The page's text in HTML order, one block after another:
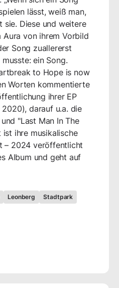
lässt, weiß man,
sie. Diese und weitere
Aura von ihrem Vorbild
Song zuallererst
ein Song.
to Hope is now
Worten kommentierte
ihrer EP
2020), darauf u.a. die
"Last Man In The
ihre musikalische
– 2024 veröffentlicht
Album und geht auf
Leonberg Stadtpark